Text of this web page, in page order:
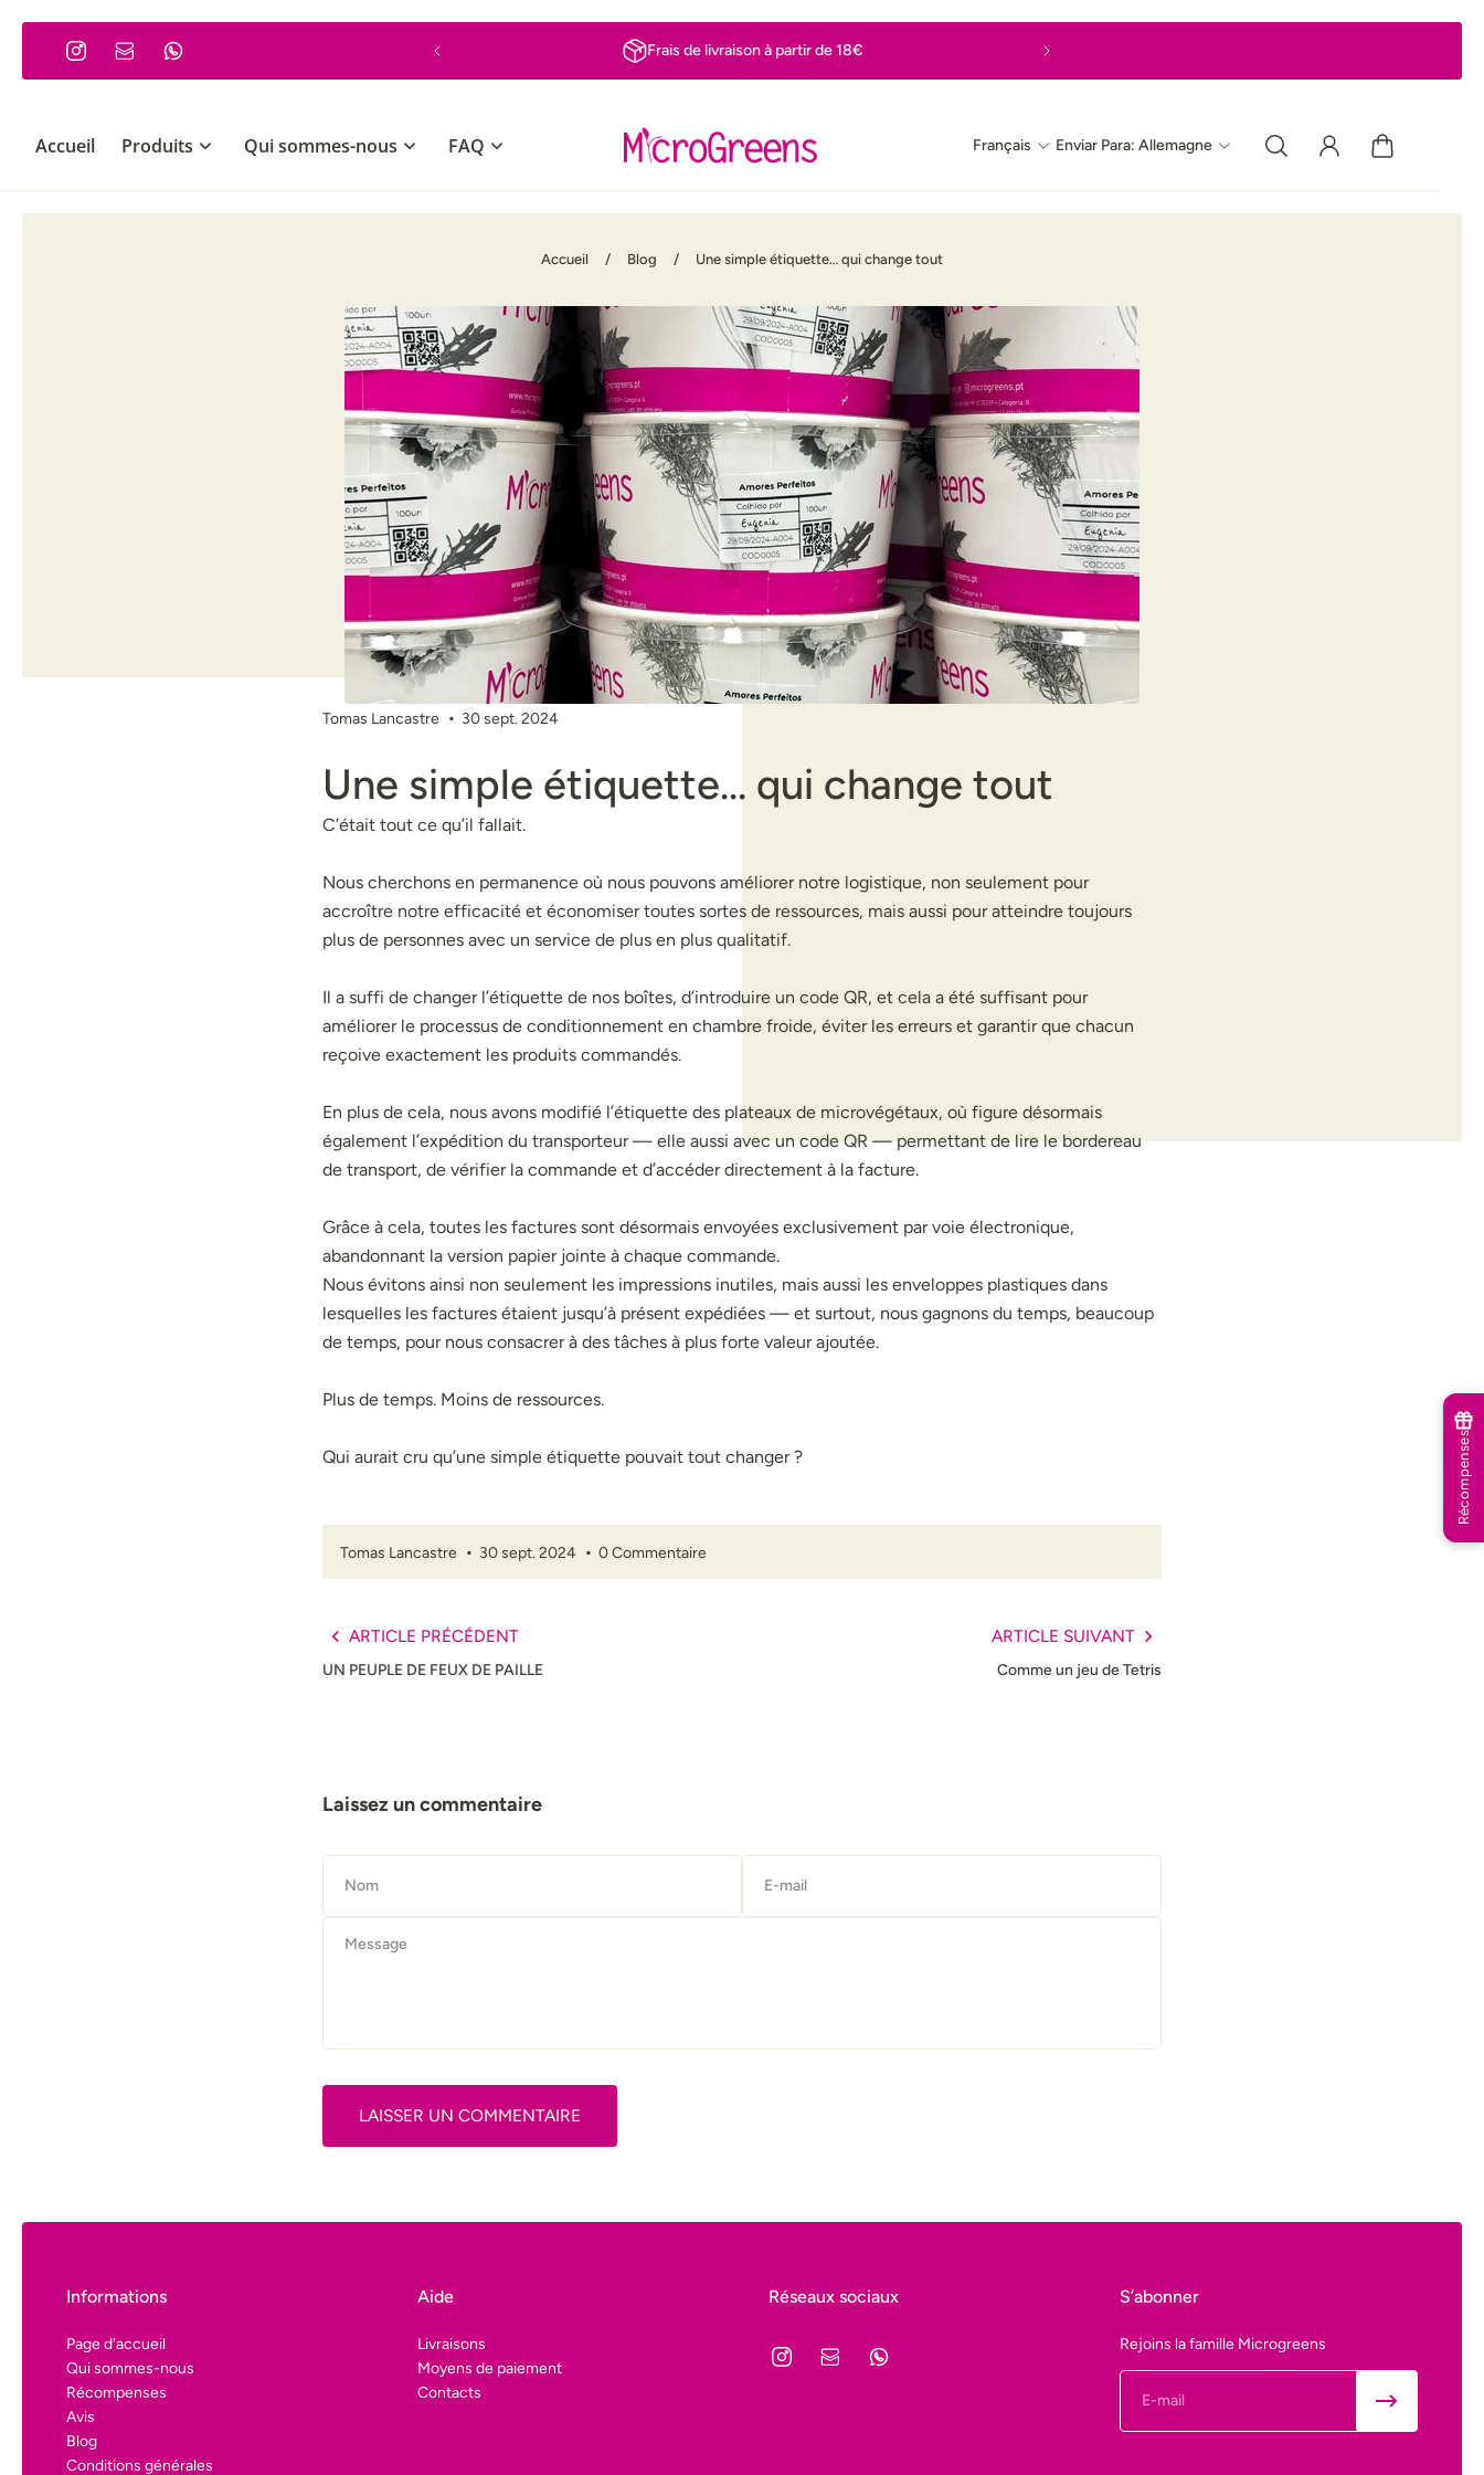
AU CONTENU
Commande minimum 30€ Frais de livraison à partir de 18€
Accueil Produits Qui sommes-nous FAQ Français Enviar Para: Allemagne
Accueil / Blog / Une simple étiquette… qui change tout
Tomas Lancastre 30 sept. 2024
Une simple étiquette… qui change tout
C’était tout ce qu’il fallait.
Nous cherchons en permanence où nous pouvons améliorer notre logistique, non seulement pour
accroître notre efficacité et économiser toutes sortes de ressources, mais aussi pour atteindre toujours
plus de personnes avec un service de plus en plus qualitatif.
Il a suffi de changer l’étiquette de nos boîtes, d’introduire un code QR, et cela a été suffisant pour
améliorer le processus de conditionnement en chambre froide, éviter les erreurs et garantir que chacun
reçoive exactement les produits commandés.
En plus de cela, nous avons modifié l’étiquette des plateaux de microvégétaux, où figure désormais
également l’expédition du transporteur — elle aussi avec un code QR — permettant de lire le bordereau
de transport, de vérifier la commande et d’accéder directement à la facture.
Grâce à cela, toutes les factures sont désormais envoyées exclusivement par voie électronique,
abandonnant la version papier jointe à chaque commande.
Nous évitons ainsi non seulement les impressions inutiles, mais aussi les enveloppes plastiques dans
lesquelles les factures étaient jusqu’à présent expédiées — et surtout, nous gagnons du temps, beaucoup
de temps, pour nous consacrer à des tâches à plus forte valeur ajoutée.
Plus de temps. Moins de ressources.
Qui aurait cru qu’une simple étiquette pouvait tout changer ?
Tomas Lancastre 30 sept. 2024 0 Commentaire
ARTICLE PRÉCÉDENT
UN PEUPLE DE FEUX DE PAILLE
ARTICLE SUIVANT
Comme un jeu de Tetris
Laissez un commentaire
LAISSER UN COMMENTAIRE
Informations
Page d'accueil
Qui sommes-nous
Récompenses
Avis
Blog
Conditions générales
Aide
Livraisons
Moyens de paiement
Contacts
Réseaux sociaux S’abonner
Rejoins la famille Microgreens
Récompenses